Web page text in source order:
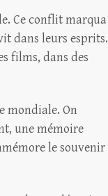
Ce conflit marqua
dans leurs esprits.
films, dans des
mondiale. On
une mémoire
le souvenir